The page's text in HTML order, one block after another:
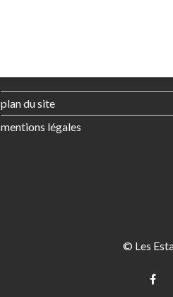
plan du site
mentions légales
© Les